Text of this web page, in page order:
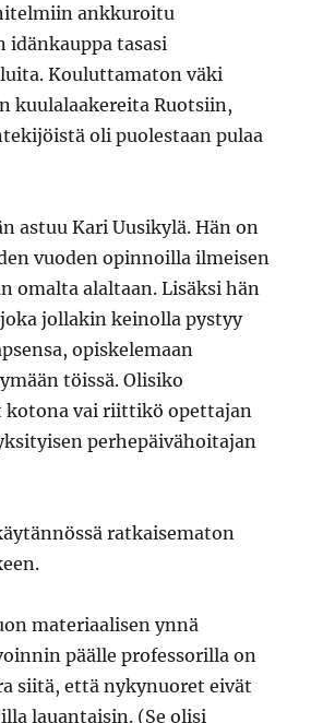
ankkuroitu
tasasi
Kouluttamaton väki
kuulalaakereita Ruotsiin,
oli puolestaan pulaa
astuu Kari Uusikylä. Hän on
vuoden opinnoilla ilmeisen
omalta alaltaan. Lisäksi hän
jollakin keinolla pystyy
opiskelemaan
töissä. Olisiko
kotona vai riittikö opettajan
perhepäivähoitajan
ratkaisematon
materiaalisen ynnä
päälle professorilla on
siitä, että nykynuoret eivät
lauantaisin. (Se olisi